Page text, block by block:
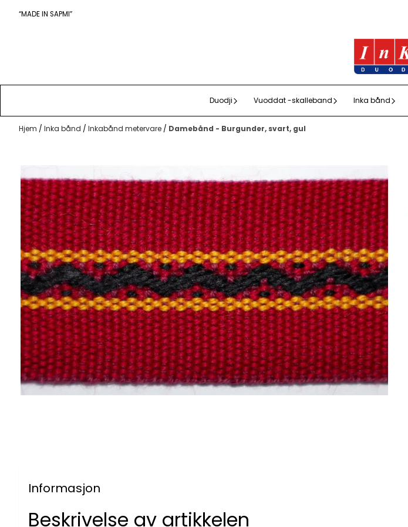
Hopp til innhold
“MADE IN SAPMI”
Duodji Vuoddat -skalleband Inka bånd
Hjem / Inka bånd / Inkabånd metervare / Damebånd - Burgunder, svart, gul
Informasjon
Beskrivelse av artikkelen